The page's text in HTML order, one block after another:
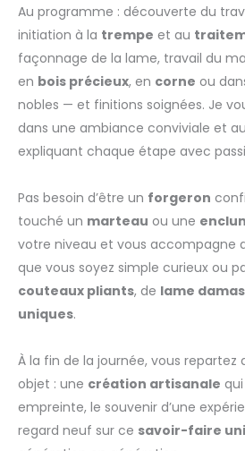
Au programme : découverte du
initiation à la trempe et au
façonnage de la lame, travail du
en bois précieux, en corne ou
nobles — et finitions soignées. Je
dans une ambiance conviviale et
expliquant chaque étape avec
Pas besoin d’être un forgeron
touché un marteau ou une
votre niveau et vous accompagne
que vous soyez simple curieux ou
couteaux pliants, de lame damas
uniques.
À la fin de la journée, vous repartez
objet : une création artisanale
empreinte, le souvenir d’une
regard neuf sur ce savoir-faire